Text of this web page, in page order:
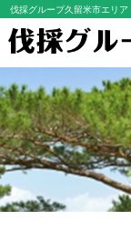
伐採グループ久留米市エリア